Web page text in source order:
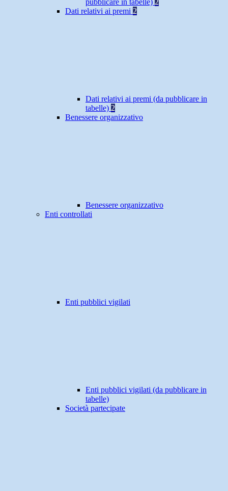
pubblicare in tabelle) 2
Dati relativi ai premi 2
Dati relativi ai premi (da pubblicare in
tabelle) 2
Benessere organizzativo
Benessere organizzativo
Enti controllati
Enti pubblici vigilati
Enti pubblici vigilati (da pubblicare in
tabelle)
Società partecipate